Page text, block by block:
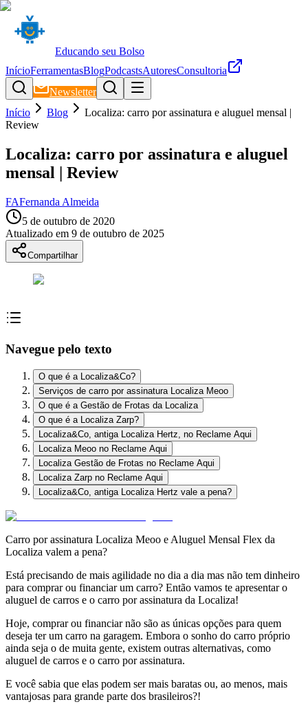
Educando seu Bolso
InícioFerramentasBlogPodcastsAutoresConsultoria
Newsletter
Início
Blog
Localiza: carro por assinatura e aluguel mensal |
Review
Localiza: carro por assinatura e aluguel
mensal | Review
FAFernanda Almeida
5 de outubro de 2020
Atualizado em 9 de outubro de 2025
Compartilhar
Navegue pelo texto
O que é a Localiza&Co?
Serviços de carro por assinatura Localiza Meoo
O que é a Gestão de Frotas da Localiza
O que é a Localiza Zarp?
Localiza&Co, antiga Localiza Hertz, no Reclame Aqui
Localiza Meoo no Reclame Aqui
Localiza Gestão de Frotas no Reclame Aqui
Localiza Zarp no Reclame Aqui
Localiza&Co, antiga Localiza Hertz vale a pena?
Carro por assinatura Localiza Meoo e Aluguel Mensal Flex da
Localiza valem a pena?
Está precisando de mais agilidade no dia a dia mas não tem dinheiro
para comprar ou financiar um carro? Então vamos te apresentar o
aluguel de carros e o carro por assinatura da Localiza!
Hoje, comprar ou financiar não são as únicas opções para quem
deseja ter um carro na garagem. Embora o sonho do carro próprio
ainda seja o de muita gente, existem outras alternativas, como
aluguel de carros e o carro por assinatura.
E você sabia que elas podem ser mais baratas ou, ao menos, mais
vantajosas para grande parte dos brasileiros?!